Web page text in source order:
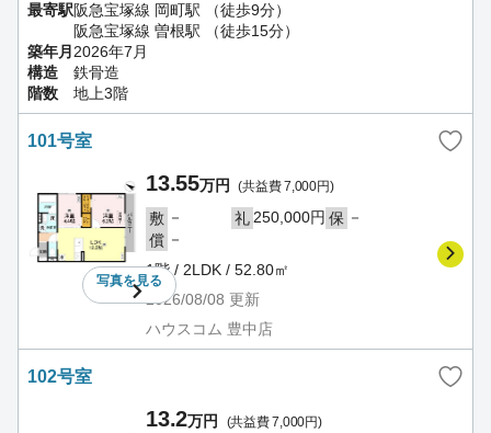
最寄駅阪急宝塚線 岡町駅 （徒歩9分）
阪急宝塚線 曽根駅 （徒歩15分）
築年月 2026年7月
構造
鉄骨造
階数
地上3階
101号室
写真を見る
13.55万円 (共益費 7,000円)
敷 － 礼250,000円 保 －
償 －
1階 / 2LDK / 52.80㎡
2026/08/08 更新
ハウスコム 豊中店
102号室
13.2万円 (共益費 7,000円)